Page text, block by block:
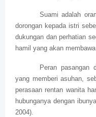
Suami adalah
dorongan kepada istri
dukungan dan perhatian
hamil yang akan
Peran pasangan
yang memberi asuhan,
perasaan rentan wanita
hubunganya dengan
2004).